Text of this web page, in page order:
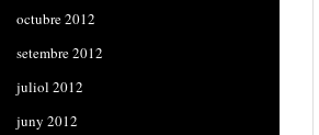
octubre 2012
setembre 2012
juliol 2012
juny 2012